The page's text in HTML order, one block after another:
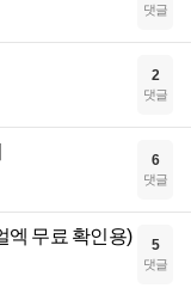
댓글
2
댓글
6
댓글
엑 무료 확인용) 5
댓글